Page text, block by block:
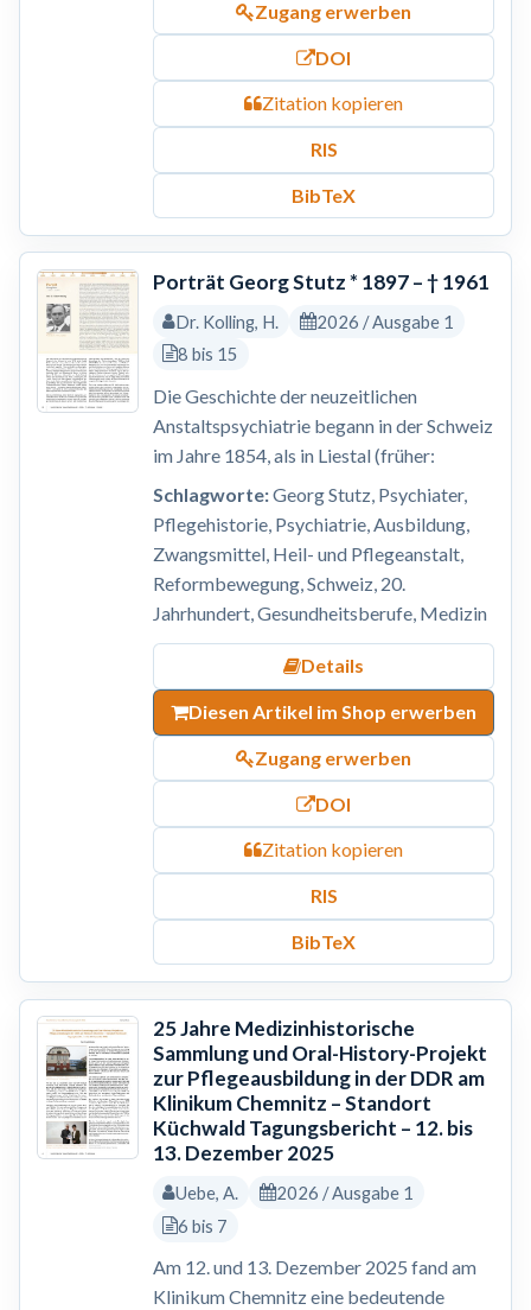
Zugang erwerben
DOI
Zitation kopieren
RIS
BibTeX
Porträt Georg Stutz * 1897 – † 1961
Dr. Kolling, H.
2026 / Ausgabe 1
8 bis 15
Die Geschichte der neuzeitlichen
Anstaltspsychiatrie begann in der Schweiz
im Jahre 1854, als in Liestal (früher:
Schlagworte:Georg Stutz, Psychiater,
Pflegehistorie, Psychiatrie, Ausbildung,
Zwangsmittel, Heil- und Pflegeanstalt,
Reformbewegung, Schweiz, 20.
Jahrhundert, Gesundheitsberufe, Medizin
Details
Diesen Artikel im Shop erwerben
Zugang erwerben
DOI
Zitation kopieren
RIS
BibTeX
25 Jahre Medizinhistorische
Sammlung und Oral-History-Projekt
zur Pflegeausbildung in der DDR am
Klinikum Chemnitz – Standort
Küchwald Tagungsbericht – 12. bis
13. Dezember 2025
Uebe, A.
2026 / Ausgabe 1
6 bis 7
Am 12. und 13. Dezember 2025 fand am
Klinikum Chemnitz eine bedeutende